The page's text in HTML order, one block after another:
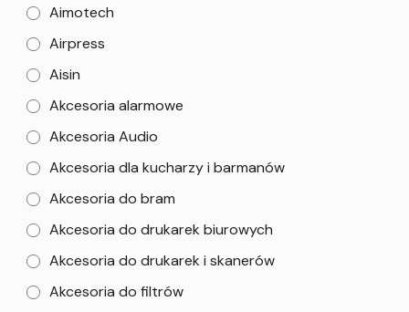
Aimotech
Airpress
Aisin
Akcesoria alarmowe
Akcesoria Audio
Akcesoria dla kucharzy i barmanów
Akcesoria do bram
Akcesoria do drukarek biurowych
Akcesoria do drukarek i skanerów
Akcesoria do filtrów